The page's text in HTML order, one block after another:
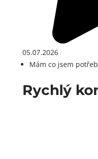
05.07.2026
Mám co jsem
Rychlý